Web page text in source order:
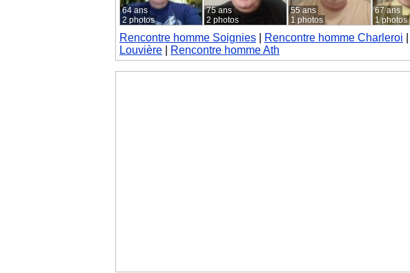
64 ans
2 photos
75 ans
2 photos
55 ans
1 photos
67 ans
1 photos
Rencontre homme Soignies Rencontre homme Charleroi
Louvière
Rencontre homme Ath